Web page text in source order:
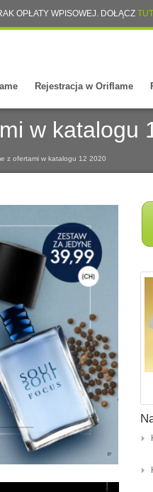
OPŁATY WPISOWEJ. DOŁĄCZ
Rejestracja w Oriflame
w katalogu
z ofertami w katalogu 12 2020